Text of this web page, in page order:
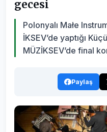
gecesi
Polonyalı Małe
İKSEV’de yaptığı
MÜZİKSEV’de final
Paylaş